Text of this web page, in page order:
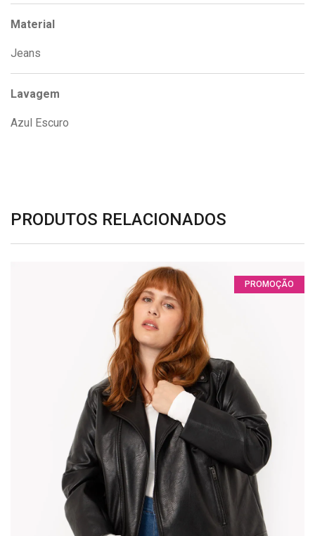
Material
Jeans
Lavagem
Azul Escuro
PRODUTOS RELACIONADOS
PROMOÇÃO